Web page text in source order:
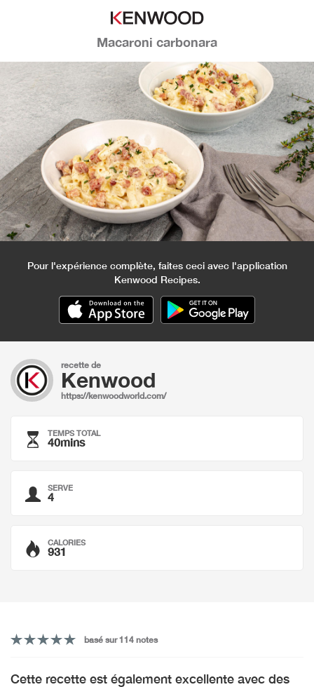
Macaroni carbonara
Pour l'expérience complète, faites ceci avec l'application
Kenwood Recipes.
recette de
Kenwood
https://kenwoodworld.com/
TEMPS TOTAL
40mins
SERVE
4
CALORIES
931
basé sur 114 notes
Cette recette est également excellente avec des